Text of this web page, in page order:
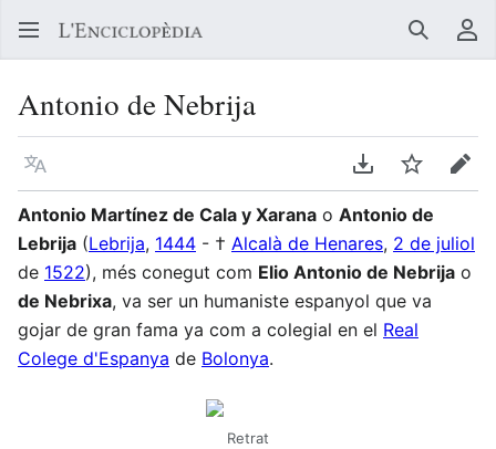
Buscar
Antonio de Nebrija
Llegir en un atre idioma Descarregar en
Vigilar
Antonio Martínez de Cala y Xarana​ o Antonio de
Lebrija​ (Lebrija, 1444 - † Alcalà de Henares, 2 de juliol
de 1522),​ més conegut com Elio Antonio de Nebrija o
de Nebrixa, va ser un humaniste espanyol que va
gojar de gran fama ya com a colegial en el Real
Colege d'Espanya de Bolonya.
Retrat